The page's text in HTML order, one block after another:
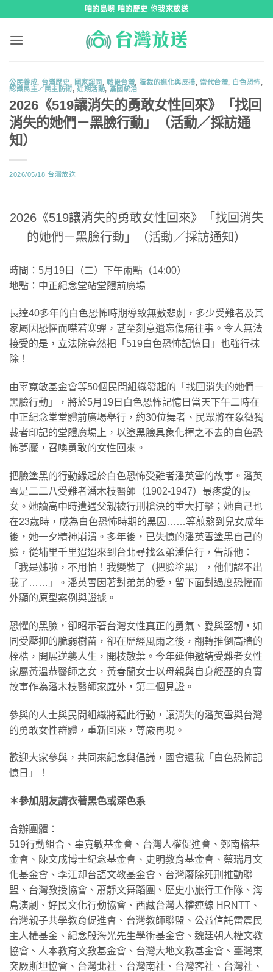
咱的島嶼 咱的歷史 你我來放送
公民養成, 台灣歷史, 國家認同,戰後台灣, 獨裁的進化與反撲, 當代台灣, 白色恐怖,
認識民主／民主防衛,近期活動, 黨國統治
2026《519讓消失的勇敢女性回來》「找回
消失的她們－黑臉行動」（活動／採訪通
知）
2026/05/18 台灣放送
2026《519讓消失的勇敢女性回來》「找回消失
的她們－黑臉行動」（活動／採訪通知）
時間：5月19日（二）下午兩點（14:00）
地點：中正紀念堂站堂體前廣場
長達40多年的白色恐怖時期導致無數悲劇，多少受難者及其
家屬因恐懼而噤若寒蟬，甚至刻意遺忘傷痛往事。令人無法
接受的是，立法院竟然把「519白色恐怖記憶日」也強行抹
除！
由辜寬敏基金會等50個民間組織發起的「找回消失的她們－
黑臉行動」，將於5月19日白色恐怖記憶日當天下午二時在
中正紀念堂堂體前廣場舉行，約30位舞者、民眾將在象徵獨
裁者印記的堂體廣場上，以塗黑臉具象化揮之不去的白色恐
怖夢魘，召喚勇敢的女性回來。
把臉塗黑的行動緣起於白色恐怖受難者潘英雪的故事。潘英
雪是二二八受難者潘木枝醫師（1902-1947）最疼愛的長
女。她讀高中時遭遇父親被行刑槍決的重大打擊；她自己也
在23歲時，成為白色恐怖時期的黑囚……等煎熬到兒女成年
後，她一夕精神崩潰。多年後，已失憶的潘英雪塗黑自己的
臉，從埔里千里迢迢來到台北尋找么弟潘信行，告訴他：
「我是姊啦，不用怕！我變裝了（把臉塗黑），他們認不出
我了……」。潘英雪因著對弟弟的愛，留下面對過度恐懼而
外顯的原型案例與證據。
恐懼的黑臉，卻昭示著台灣女性真正的勇氣、愛與堅韌，如
同受壓抑的脆弱樹苗，卻在歷經風雨之後，翻轉推倒高牆的
桎梏，開展逆襲人生，開枝散葉。今年延伸邀請受難者女性
家屬黃溫恭醫師之女，黃春蘭女士以母親與自身經歷的真實
故事作為潘木枝醫師家庭外，第二個見證。
參與的人士與民間組織將藉此行動，讓消失的潘英雪與台灣
的勇敢女性群體，重新回來，尊嚴再現。
歡迎大家參與，共同來紀念與倡議，國會還我「白色恐怖記
憶日」！
＊參加朋友請衣著黑色或深色系
合辦團體：
519行動組合、辜寬敏基金會、台灣人權促進會、鄭南榕基
金會、陳文成博士紀念基金會、史明教育基金會、蔡瑞月文
化基金會、李江却台語文教基金會、台灣廢除死刑推動聯
盟、台灣教授協會、蕭靜文舞蹈團、歷史小旅行工作隊、海
島演劇、好民文化行動協會、西藏台灣人權連線 HRNTT、
台灣親子共學教育促進會、台灣教師聯盟、公益信託雷震民
主人權基金、紀念殷海光先生學術基金會、魏廷朝人權文教
協會、人本教育文教基金會、台灣大地文教基金會、臺灣東
突厥斯坦協會、台灣北社、台灣南社、台灣客社、台灣社、